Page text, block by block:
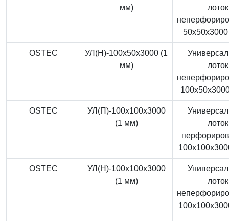
мм)
лоток
OSTEC
УЛ(Н)-100x50x3000 (1
мм)
лоток
OSTEC
УЛ(П)-100x100x3000
(1 мм)
лоток
OSTEC
УЛ(Н)-100x100x3000
(1 мм)
лоток